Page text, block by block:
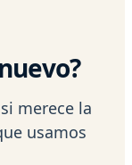
merece la
usamos